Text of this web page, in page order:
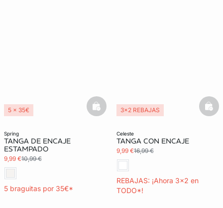
spring
TANGA DE ENCAJE
ESTAMPADO
9,99 €10,99 €
5 braguitas por 35€*
5 x 35€
basketfull
celeste
TANGA CON ENCAJE
9,99 €16,99 €
REBAJAS: ¡Ahora 3x2 en
TODO*!
3x2 REBAJAS